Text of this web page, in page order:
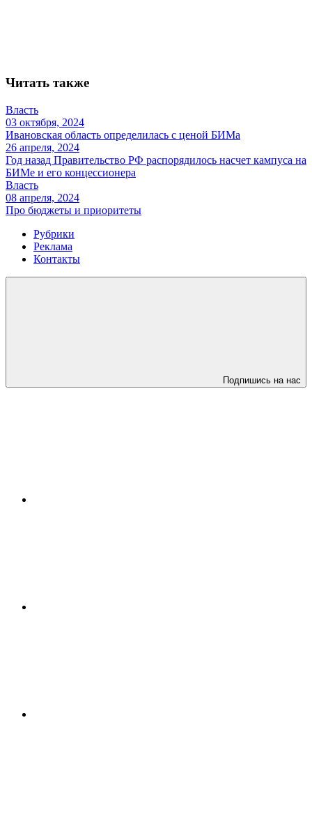
Читать также
Власть
03 октября, 2024
Ивановская область определилась с ценой БИМа
26 апреля, 2024
Год назад Правительство РФ распорядилось насчет кампуса на
БИМе и его концессионера
Власть
08 апреля, 2024
Про бюджеты и приоритеты
Рубрики
Реклама
Контакты
Подпишись на нас